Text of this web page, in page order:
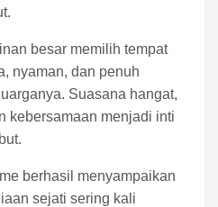
besar memilih tempat
nyaman, dan penuh
Suasana hangat,
kebersamaan menjadi inti
berhasil menyampaikan
sejati sering kali